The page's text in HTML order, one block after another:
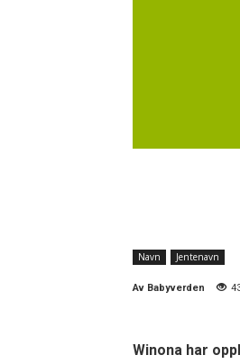
Navn Jentenavn
Av Babyverden
Winona har